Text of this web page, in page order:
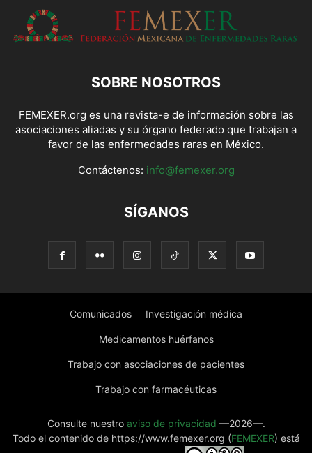
SOBRE NOSOTROS
FEMEXER.org es una revista-e de información sobre las
asociaciones aliadas y su órgano federado que trabajan a
favor de las enfermedades raras en México.
Contáctenos: info@femexer.org
SÍGANOS
Comunicados Investigación médica
Medicamentos huérfanos
Trabajo con asociaciones de pacientes
Trabajo con farmacéuticas
Consulte nuestro aviso de privacidad —2026—.
Todo el contenido de https://www.femexer.org (FEMEXER) está